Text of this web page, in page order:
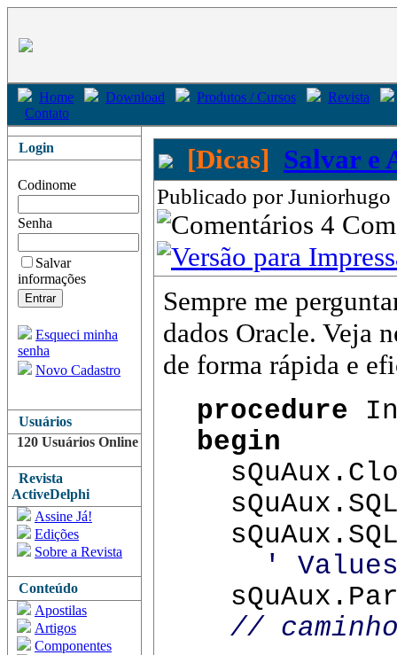
Home Download Produtos / Cursos
Revista
Contato
Login
Codinome
Senha
Salvar
informações
Esqueci minha
senha
Novo Cadastro
Usuários
120 Usuários Online
Revista
ActiveDelphi
Assine Já!
Edições
Sobre a Revista
Conteúdo
Apostilas
Artigos
Componentes
[Dicas] Salvar e
Publicado por
4
Sempre me
dados Oracle. Veja
de forma rápida e
procedure
begin
'
//